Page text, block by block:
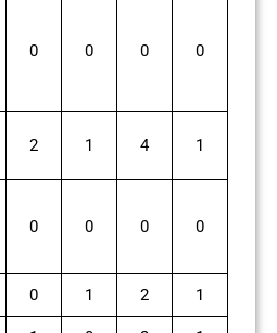
0 0 0 0
2 1 4 1
0 0 0 0
0 1 2 1